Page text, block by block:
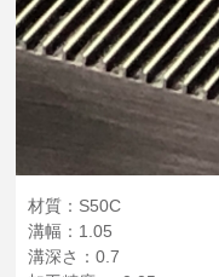
材質：S50C
溝幅：1.05
溝深さ：0.7